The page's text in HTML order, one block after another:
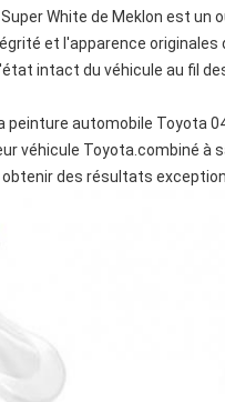
Super White de Meklon est
et l'apparence
intact du véhicule au fil
peinture automobile Toyota
véhicule Toyota.combiné
des résultats